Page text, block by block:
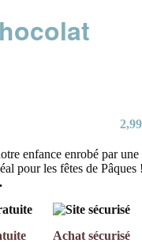
2,99
enfance enrobé par une
pour les fêtes de Pâques
Achat sécurisé